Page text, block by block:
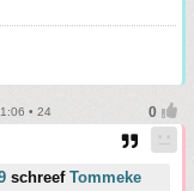
• 24
schreef Tommeke